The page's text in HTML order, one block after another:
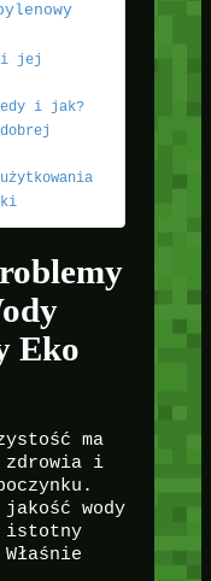
i jej
i jak?
Eko
ma
zdrowia i
wody
istotny